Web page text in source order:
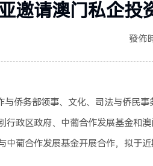
邀请澳门私企投
發佈
务部领事、文化、司法与侨民
行政区政府、中葡合作发展基
葡合作发展基金开展合作，拟于近